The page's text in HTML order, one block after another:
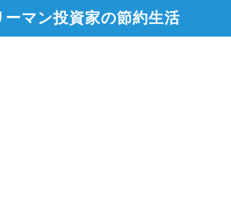
ーマン投資家の節約生活